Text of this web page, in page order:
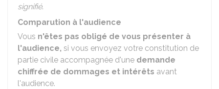
signifié.
Comparution à l'audience
Vous n'êtes pas obligé de vous présenter à
l'audience, si vous envoyez votre constitution de
partie civile accompagnée d'une demande
chiffrée de dommages et intérêts avant
l'audience.